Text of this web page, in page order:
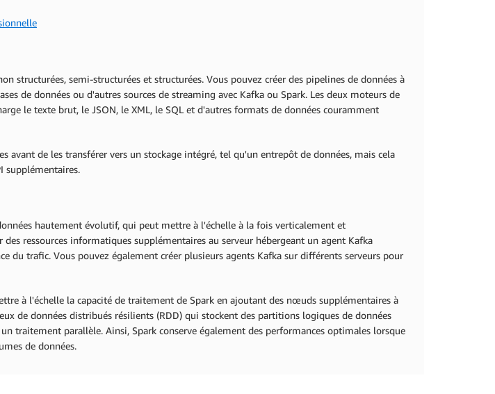
structurées, semi-structurées et structurées. Vous pouvez créer des pipelines de données à
de données ou d'autres sources de streaming avec Kafka ou Spark. Les deux moteurs de
le texte brut, le JSON, le XML, le SQL et d'autres formats de données couramment
avant de les transférer vers un stockage intégré, tel qu'un entrepôt de données, mais cela
supplémentaires.
hautement évolutif, qui peut mettre à l'échelle à la fois verticalement et
ressources informatiques supplémentaires au serveur hébergeant un agent Kafka
du trafic. Vous pouvez également créer plusieurs agents Kafka sur différents serveurs pour
à l'échelle la capacité de traitement de Spark en ajoutant des nœuds supplémentaires à
de données distribués résilients (RDD) qui stockent des partitions logiques de données
traitement parallèle. Ainsi, Spark conserve également des performances optimales lorsque
de données.